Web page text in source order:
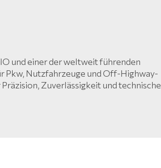
und einer der weltweit führenden
Pkw, Nutzfahrzeuge und Off-Highway-
Zuverlässigkeit und technische